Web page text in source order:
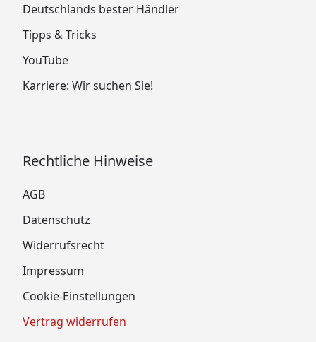
Deutschlands bester Händler
Tipps & Tricks
YouTube
Karriere: Wir suchen Sie!
Rechtliche Hinweise
AGB
Datenschutz
Widerrufsrecht
Impressum
Cookie-Einstellungen
Vertrag widerrufen